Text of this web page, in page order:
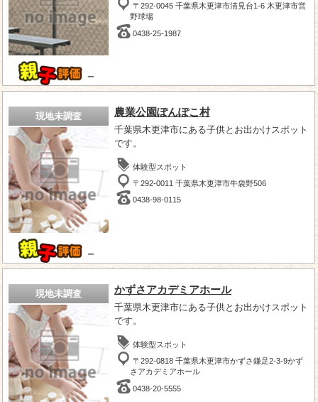
－
〒292-0045 千葉県木更津市清見台1-6 木更津市営
野球場
0438-25-1987
現地未調査
－
農業公園ぽんぽこ村
千葉県木更津市にある子供とお出かけスポット
です。
体験型スポット
〒292-0011 千葉県木更津市牛袋野506
0438-98-0115
現地未調査 かずさアカデミアホール
千葉県木更津市にある子供とお出かけスポット
です。
体験型スポット
〒292-0818 千葉県木更津市かずさ鎌足2-3-9かず
さアカデミアホール
0438-20-5555